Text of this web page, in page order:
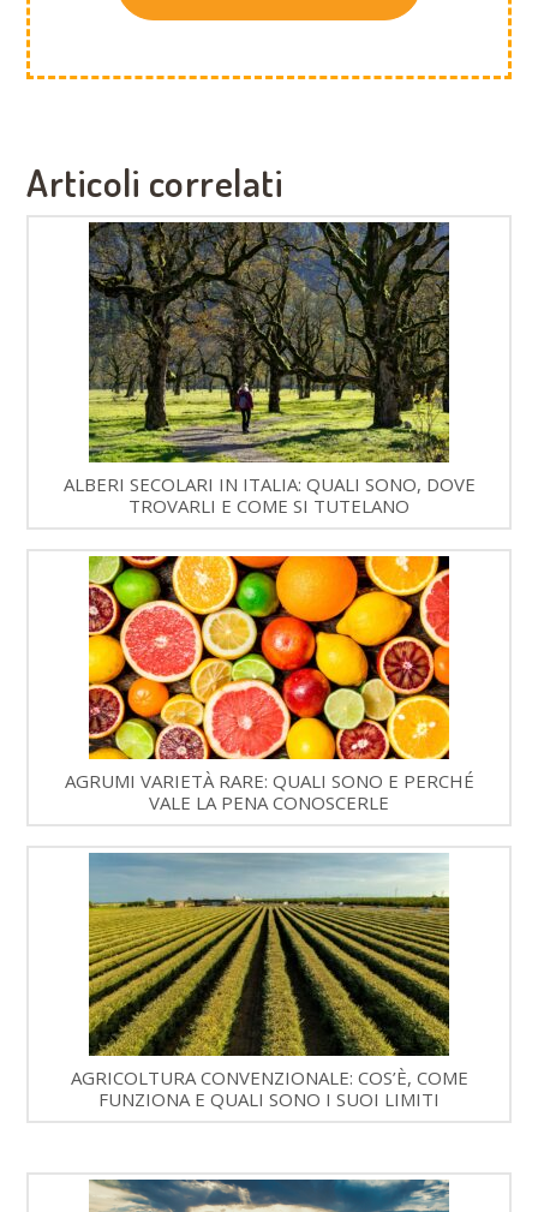
Articoli correlati
ALBERI SECOLARI IN ITALIA: QUALI SONO, DOVE
TROVARLI E COME SI TUTELANO
AGRUMI VARIETÀ RARE: QUALI SONO E PERCHÉ
VALE LA PENA CONOSCERLE
AGRICOLTURA CONVENZIONALE: COS’È, COME
FUNZIONA E QUALI SONO I SUOI LIMITI